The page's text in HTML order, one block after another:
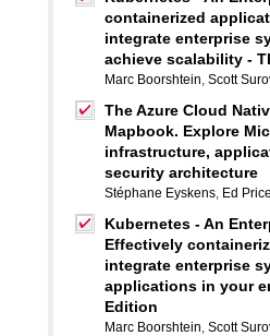
containerized
integrate enterprise
achieve scalability -
Marc Boorshtein, Scott
The Azure Cloud
Mapbook. Explore
infrastructure,
security architecture
Stéphane Eyskens, Ed Price
Kubernetes - An
Effectively
integrate enterprise
applications in your
Edition
Marc Boorshtein, Scott